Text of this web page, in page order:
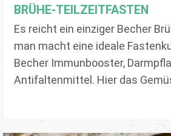
BRÜHE-TEILZEITFASTEN
Es reicht ein einziger Becher
man macht eine ideale
Becher Immunbooster,
Antifaltenmittel. Hier das